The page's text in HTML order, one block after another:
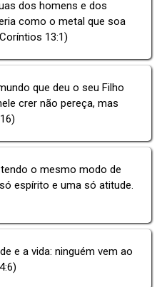
dos homens e dos
como o metal que soa
13:1)
que deu o seu Filho
crer não pereça, mas
o mesmo modo de
espírito e uma só atitude.
e a vida: ninguém vem ao